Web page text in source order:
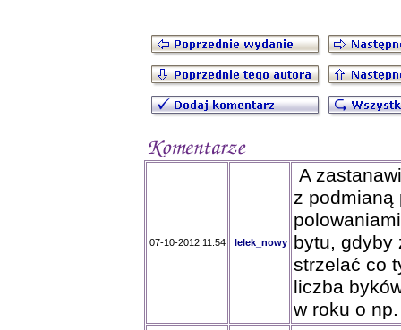
07-10-2012 11:54 lelek_nowy
A
z podmianą
bytu, gdyby
strzelać co
liczba
w roku o